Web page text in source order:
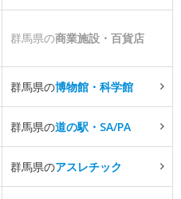
群馬県の商業施設・百貨店
群馬県の博物館・科学館
群馬県の道の駅・SA/PA
群馬県のアスレチック